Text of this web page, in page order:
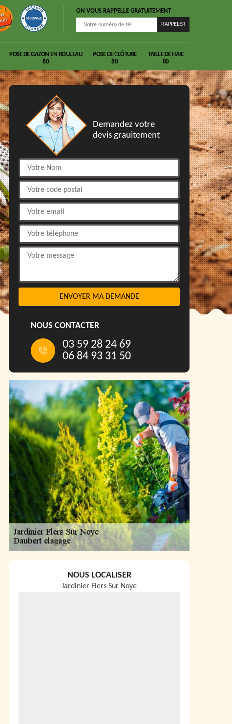
ON VOUS RAPPELLE GRATUITEMENT
POSE DE GAZON EN ROULEAU
80
POSE DE CLÔTURE
80
TAILLE DE HAIE
80
Demandez votre
devis grauitement
NOUS CONTACTER
03 59 28 24 69
06 84 93 31 50
NOUS LOCALISER
Jardinier Flers Sur Noye